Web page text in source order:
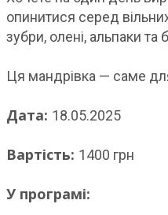
опинитися серед
зубри, олені, альпаки та
Ця мандрівка — саме
Дата: 18.05.2025
Вартість: 1400 грн
У програмі: